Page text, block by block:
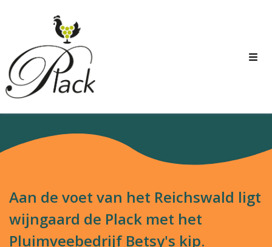
Aan de voet van het Reichswald ligt
wijngaard de Plack met het
Pluimveebedrijf Betsy's kip.